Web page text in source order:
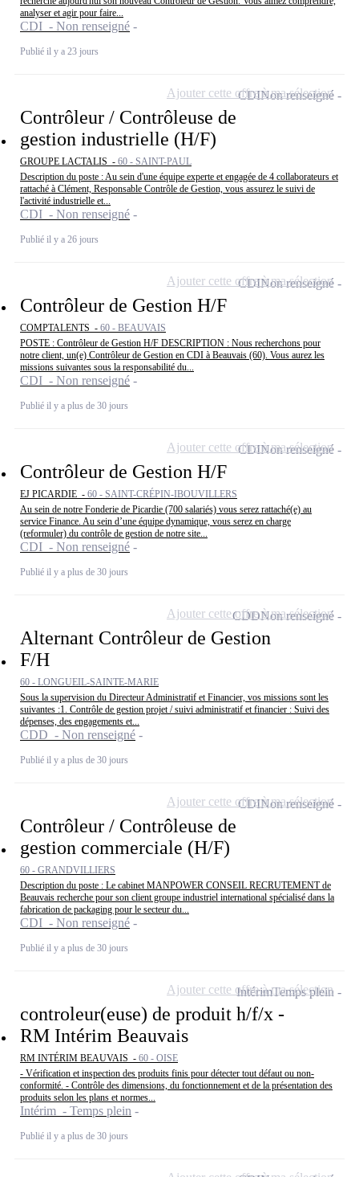
analyser et agir pour faire...
CDI - Non renseigné
Publié il y a 23 jours
Contrôleur / Contrôleuse de
gestion industrielle (H/F)
GROUPE LACTALIS - 60 - SAINT-PAUL
Description du poste : Au sein d'une équipe experte et engagée de 4 collaborateurs et
rattaché à Clément, Responsable Contrôle de Gestion, vous assurez le suivi de
l'activité industrielle et...
CDI - Non renseigné
Publié il y a 26 jours
CDINon renseigné
Ajouter cette offre à ma sélection
Contrôleur de Gestion H/F
COMPTALENTS - 60 - BEAUVAIS
POSTE : Contrôleur de Gestion H/F DESCRIPTION : Nous recherchons pour
notre client, un(e) Contrôleur de Gestion en CDI à Beauvais (60). Vous aurez les
missions suivantes sous la responsabilité du...
CDI - Non renseigné
Publié il y a plus de 30 jours
CDINon renseigné
Ajouter cette offre à ma sélection
Contrôleur de Gestion H/F
EJ PICARDIE - 60 - SAINT-CRÉPIN-IBOUVILLERS
Au sein de notre Fonderie de Picardie (700 salariés) vous serez rattaché(e) au
service Finance. Au sein d’une équipe dynamique, vous serez en charge
(reformuler) du contrôle de gestion de notre site...
CDI - Non renseigné
Publié il y a plus de 30 jours
CDINon renseigné
Ajouter cette offre à ma sélection
Alternant Contrôleur de Gestion
F/H
60 - LONGUEIL-SAINTE-MARIE
Sous la supervision du Directeur Administratif et Financier, vos missions sont les
suivantes :1. Contrôle de gestion projet / suivi administratif et financier : Suivi des
dépenses, des engagements et...
CDD - Non renseigné
Publié il y a plus de 30 jours
CDDNon renseigné
Ajouter cette offre à ma sélection
Contrôleur / Contrôleuse de
gestion commerciale (H/F)
60 - GRANDVILLIERS
Description du poste : Le cabinet MANPOWER CONSEIL RECRUTEMENT de
Beauvais recherche pour son client groupe industriel international spécialisé dans la
fabrication de packaging pour le secteur du...
CDI - Non renseigné
Publié il y a plus de 30 jours
CDINon renseigné
Ajouter cette offre à ma sélection
controleur(euse) de produit h/f/x -
RM Intérim Beauvais
RM INTÉRIM BEAUVAIS - 60 - OISE
- Vérification et inspection des produits finis pour détecter tout défaut ou non-
conformité. - Contrôle des dimensions, du fonctionnement et de la présentation des
produits selon les plans et normes...
Intérim - Temps plein
Publié il y a plus de 30 jours
IntérimTemps plein
Ajouter cette offre à ma sélection